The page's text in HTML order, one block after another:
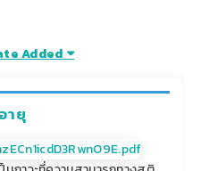
Added
ายุ